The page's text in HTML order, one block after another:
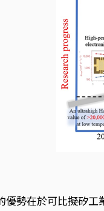
優勢在於可比擬矽工